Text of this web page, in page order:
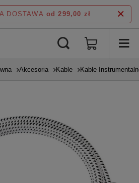
DOSTAWA od 299,00 zł
Akcesoria Kable Kable